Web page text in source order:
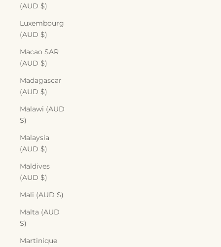
(AUD $)
Luxembourg
(AUD $)
Macao SAR
(AUD $)
Madagascar
(AUD $)
Malawi (AUD
$)
Malaysia
(AUD $)
Maldives
(AUD $)
Mali (AUD $)
Malta (AUD
$)
Martinique